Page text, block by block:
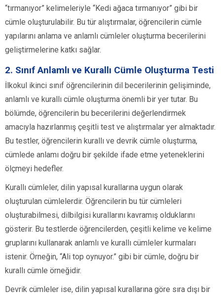
“tırmanıyor” kelimeleriyle “Kedi ağaca tırmanıyor” gibi bir
cümle oluşturulabilir. Bu tür alıştırmalar, öğrencilerin cümle
yapılarını anlama ve anlamlı cümleler oluşturma becerilerini
geliştirmelerine katkı sağlar.
2. Sınıf Anlamlı ve Kurallı Cümle Oluşturma Testi
İlkokul ikinci sınıf öğrencilerinin dil becerilerinin gelişiminde,
anlamlı ve kurallı cümle oluşturma önemli bir yer tutar. Bu
bölümde, öğrencilerin bu becerilerini değerlendirmek
amacıyla hazırlanmış çeşitli test ve alıştırmalar yer almaktadır.
Bu testler, öğrencilerin kurallı ve devrik cümle oluşturma,
cümlede anlamı doğru bir şekilde ifade etme yeteneklerini
ölçmeyi hedefler.
Kurallı cümleler, dilin yapısal kurallarına uygun olarak
oluşturulan cümlelerdir. Öğrencilerin bu tür cümleleri
oluşturabilmesi, dilbilgisi kurallarını kavramış olduklarını
gösterir. Bu testlerde öğrencilerden, çeşitli kelime ve kelime
gruplarını kullanarak anlamlı ve kurallı cümleler kurmaları
istenir. Örneğin, “Ali top oynuyor.” gibi bir cümle, doğru bir
kurallı cümle örneğidir.
Devrik cümleler ise, dilin yapısal kurallarına göre sıra dışı bir